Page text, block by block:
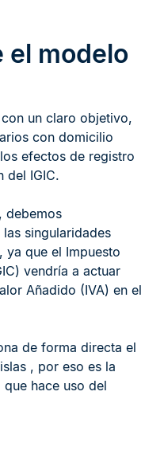
el modelo
un claro objetivo,
con domicilio
efectos de registro
del IGIC.
, debemos
singularidades
ya que el Impuesto
vendría a actuar
Añadido (IVA) en el
de forma directa el
, por eso es la
hace uso del